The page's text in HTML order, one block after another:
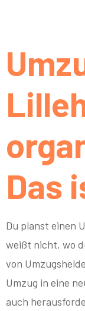
Das
Du planst einen
weißt nicht, wo
von
Umzug in eine
auch